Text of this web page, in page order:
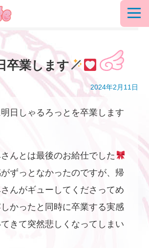
卒業します
2024年2月11日
日しゃるろっとを卒業します
んとは最後のお給仕でした
ずっとなかったのですが、帰
んがギューしてくださってめ
かったと同時に卒業する実感
きて突然悲しくなってしまい